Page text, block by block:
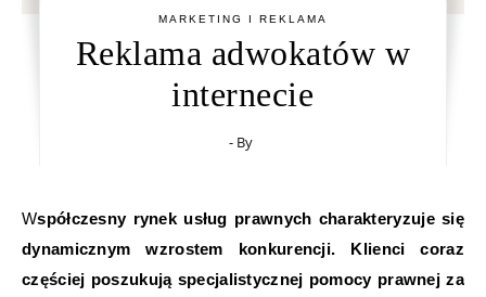
MARKETING I REKLAMA
Reklama adwokatów w
internecie
- By
Współczesny rynek usług prawnych charakteryzuje się
dynamicznym wzrostem konkurencji. Klienci coraz
częściej poszukują specjalistycznej pomocy prawnej za